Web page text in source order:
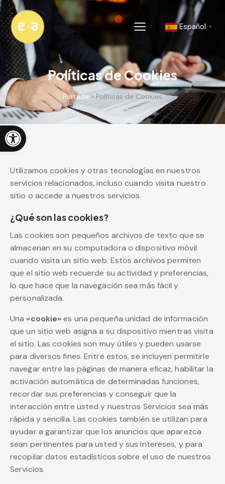
Abrir barra de herramientas
Español ▼
Políticas de Cookies
Portada » Políticas de Cookies
Utilizamos cookies y otras tecnologías en nuestros
servicios relacionados, incluso cuando visita nuestro
sitio o accede a nuestros servicios.
¿Qué son las cookies?
Las cookies son pequeños archivos de texto que se
almacenan en su computadora o dispositivo móvil
cuando visita un sitio web. Estos archivos permiten
que el sitio web recuerde su actividad y preferencias,
lo que hace que la navegación sea más fácil y
personalizada.
Una«cookie»es una pequeña unidad de información
que un sitio web asigna a su dispositivo mientras visita
el sitio. Las cookies son muy útiles y pueden usarse
para diversos fines. Entre estos, se incluyen permitirle
navegar entre las páginas de manera eficaz, habilitar la
activación automática de determinadas funciones,
recordar sus preferencias y conseguir que la
interacción entre usted y nuestros Servicios sea más
rápida y sencilla. Las cookies también se utilizan para
ayudar a garantizar que los anuncios que aparezca
sean pertinentes para usted y sus intereses, y para
recopilar datos estadísticos sobre el uso de nuestros
Servicios.